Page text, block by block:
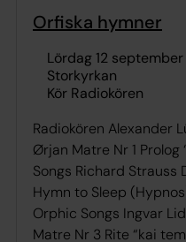
Orfiska hymner
lördag 12
Storkyrkan
Kör Radiokören
Radiokören Alexander
Ørjan Matre Nr 1
Songs Richard
Hymn to Sleep
Orphic Songs Ingvar
Matre Nr 3 Rite “kai